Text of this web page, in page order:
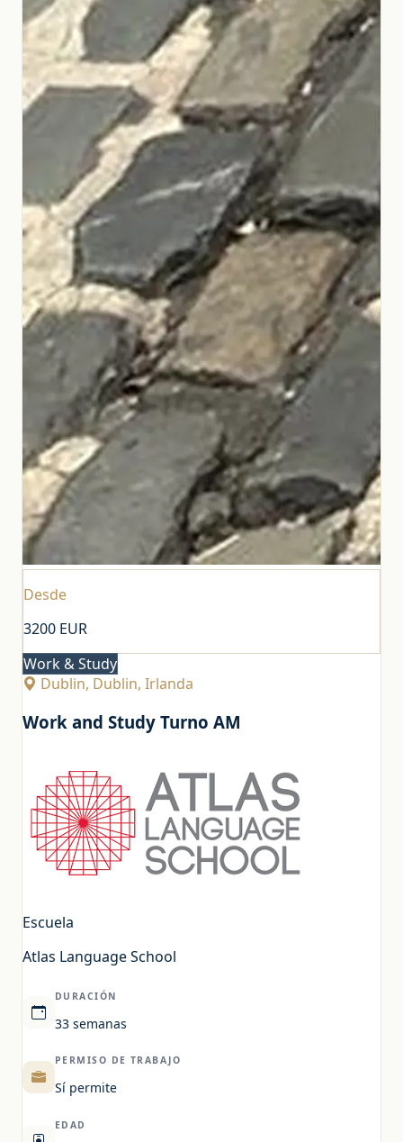
Desde
3200 EUR
Work & Study
Dublin, Dublin, Irlanda
Work and Study Turno AM
Escuela
Atlas Language School
DURACIÓN
33 semanas
PERMISO DE TRABAJO
Sí permite
EDAD